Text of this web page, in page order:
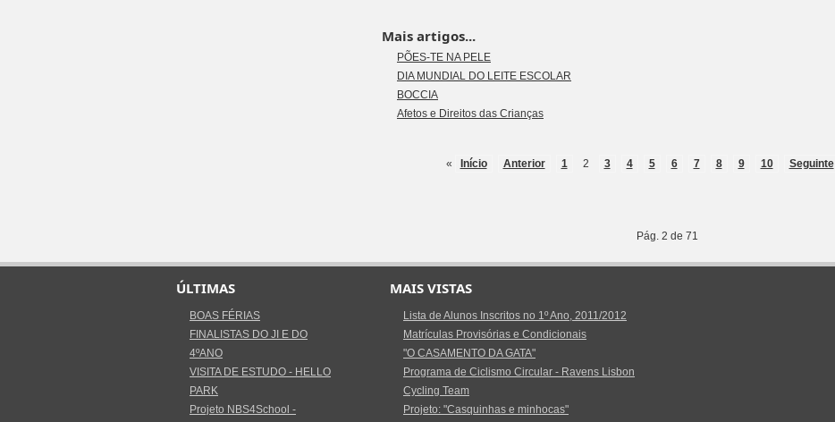
Mais artigos...
PÕES-TE NA PELE
DIA MUNDIAL DO LEITE ESCOLAR
BOCCIA
Afetos e Direitos das Crianças
« Início Anterior 1 2 3 4 5 6 7 8 9 10 Seguinte
Pág. 2 de 71
ÚLTIMAS
BOAS FÉRIAS
FINALISTAS DO JI E DO
4ºANO
VISITA DE ESTUDO - HELLO
PARK
Projeto NBS4School -
MAIS VISTAS
Lista de Alunos Inscritos no 1º Ano, 2011/2012
Matrículas Provisórias e Condicionais
"O CASAMENTO DA GATA"
Programa de Ciclismo Circular - Ravens Lisbon
Cycling Team
Projeto: "Casquinhas e minhocas"